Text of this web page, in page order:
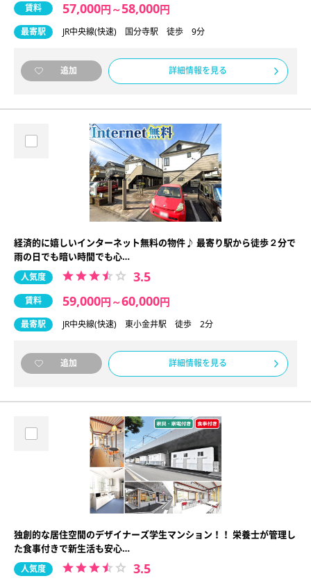
賃料 57,000円 ～58,000円
最寄駅 JR中央線(快速) 国分寺駅 徒歩 9分
追加 詳細情報を見る
経済的に嬉しいインターネット無料の物件♪ 最寄り駅から徒歩２分で
雨の日でも暗い時間でも心…
人気度 3.5
賃料 59,000円 ～60,000円
最寄駅 JR中央線(快速) 東小金井駅 徒歩 2分
追加 詳細情報を見る
独創的な居住空間のデザイナーズ学生マンション！！ 栄養士が管理し
た食事付きで新生活も安心…
人気度 3.5